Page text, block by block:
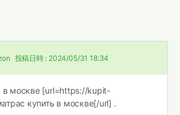
投稿日時 : 2024/05/31 18:34
в москве [url=https://kupit-
купить в москве[/url] .